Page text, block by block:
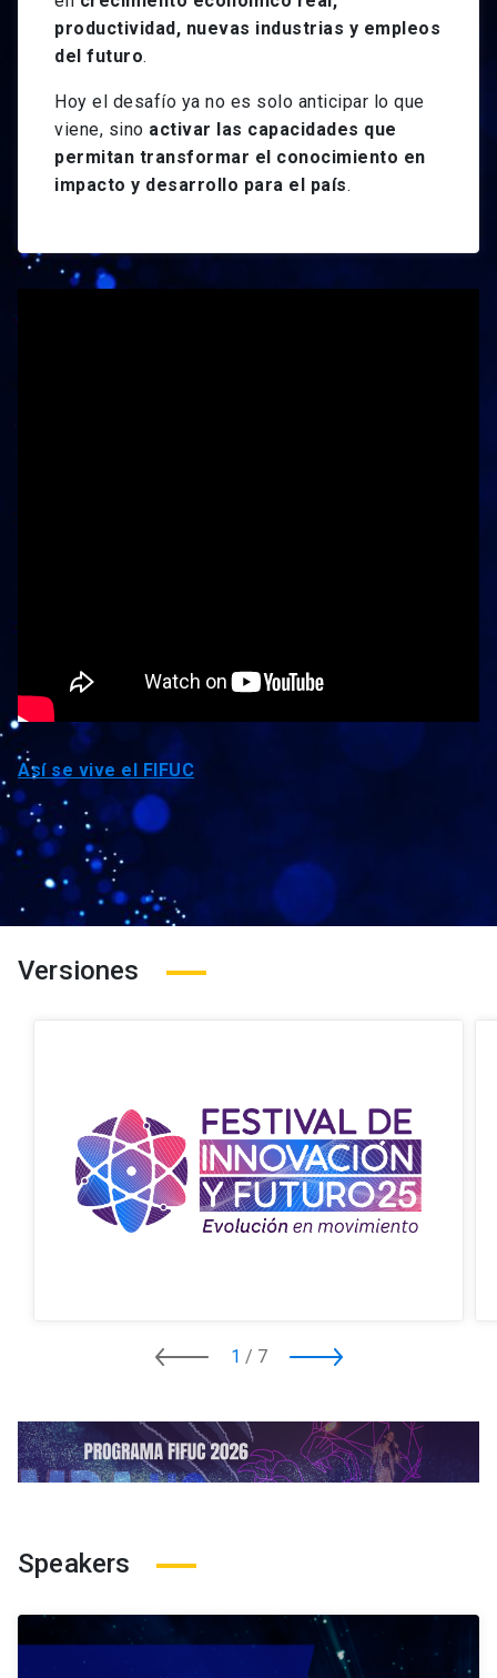
productividad, nuevas industrias y empleos
del futuro.
Hoy el desafío ya no es solo anticipar lo que
viene, sino activar las capacidades que
permitan transformar el conocimiento en
impacto y desarrollo para el país.
Así se vive el FIFUC
Versiones
1 / 7
Speakers